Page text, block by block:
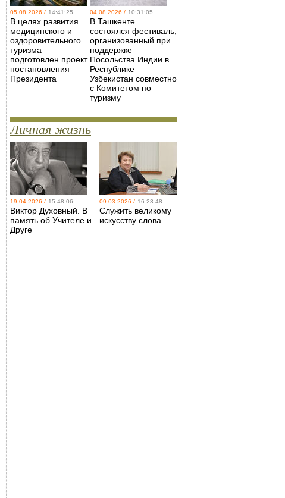
05.08.2026 / 14:41:25
В целях развития
медицинского и
оздоровительного
туризма
подготовлен проект
постановления
Президента
04.08.2026 / 10:31:05
В Ташкенте
состоялся фестиваль,
организованный при
поддержке
Посольства Индии в
Республике
Узбекистан совместно
с Комитетом по
туризму
Личная жизнь
19.04.2026 / 15:48:06
Виктор Духовный. В
память об Учителе и
Друге
09.03.2026 / 16:23:48
Служить великому
искусству слова